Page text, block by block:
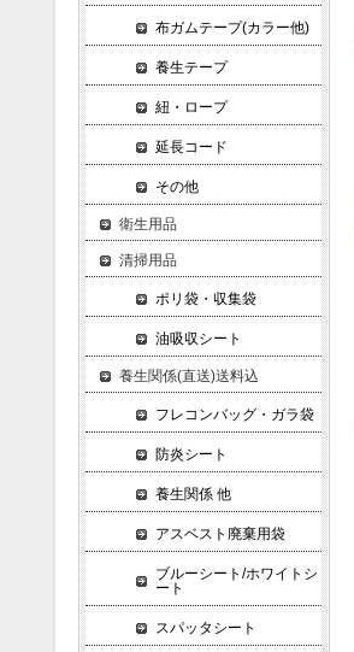
布ガムテープ(カラー他)
養生テープ
紐・ロープ
延長コード
その他
衛生用品
清掃用品
ポリ袋・収集袋
油吸収シート
養生関係(直送)送料込
フレコンバッグ・ガラ袋
防炎シート
養生関係 他
アスベスト廃棄用袋
ブルーシート/ホワイトシ
ート
スパッタシート